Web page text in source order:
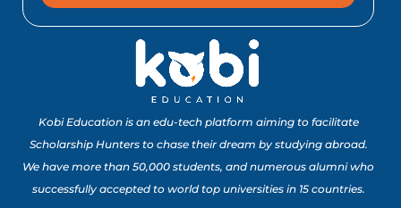
10 Lomba Jurusan
Matematika untuk
Portofolio Anak SMA
Buat Study Abroad Yang
8 Lomba Jurusan
Psikologi untuk
Kobi Education is an edu-tech platform aiming to facilitate
Scholarship Hunters to chase their dream by studying abroad.
We have more than 50,000 students, and numerous alumni who
successfully accepted to world top universities in 15 countries.